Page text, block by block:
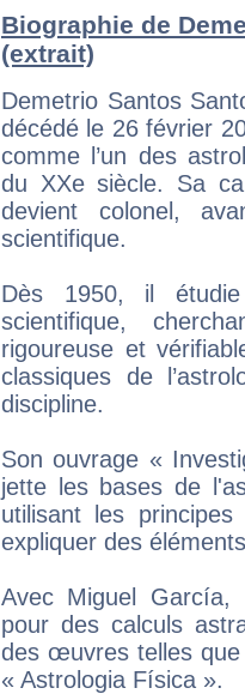
Biographie de
(extrait)
Demetrio Santos
décédé le 26 février
comme l’un des
du XXe siècle. Sa
devient colonel,
scientifique.
Dès 1950, il étudie
scientifique,
rigoureuse et
classiques de
discipline.
Son ouvrage «
jette les bases de
utilisant les
expliquer des
Avec Miguel García,
pour des calculs
des œuvres telles que
« Astrologia Física ».